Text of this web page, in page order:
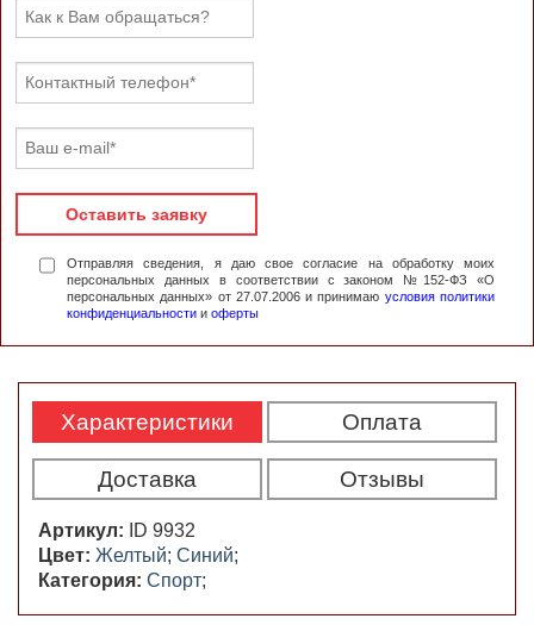
Оставить заявку
Отправляя сведения, я даю свое согласие на обработку моих
персональных данных в соответствии с законом №152-ФЗ «О
персональных данных» от 27.07.2006 и принимаю условия политики
конфиденциальности и оферты
Характеристики Оплата
Доставка Отзывы
Артикул:
ID 9932
Цвет: Желтый; Синий;
Категория: Спорт;